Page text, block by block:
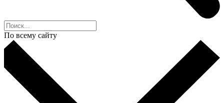
По всему сайту